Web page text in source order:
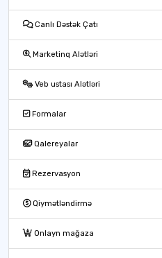
Canlı Dəstək Çatı
Marketinq Alətləri
Veb ustası Alətləri
Formalar
Qalereyalar
Rezervasyon
Qiymətləndirmə
Onlayn mağaza